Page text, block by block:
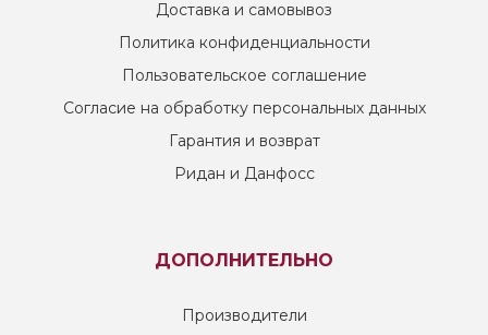
Доставка и самовывоз
Политика конфиденциальности
Пользовательское соглашение
Согласие на обработку персональных данных
Гарантия и возврат
Ридан и Данфосс
ДОПОЛНИТЕЛЬНО
Производители